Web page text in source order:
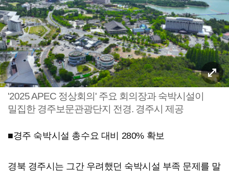
'2025 APEC 정상회의' 주요 회의장과 숙박시설이
밀집한 경주보문관광단지 전경. 경주시 제공
■경주 숙박시설 총수요 대비 280% 확보
경북 경주시는 그간 우려했던 숙박시설 부족 문제를 말